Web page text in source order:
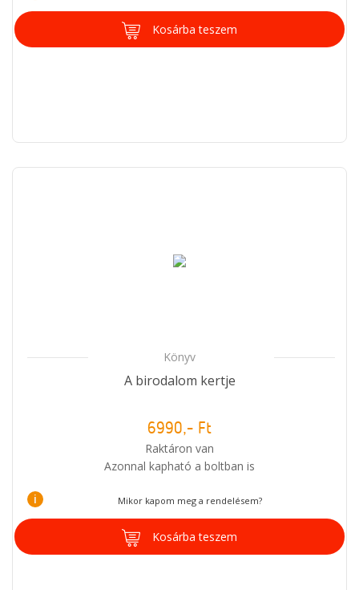
Kosárba teszem
Könyv
A birodalom kertje
6990,- Ft
Raktáron van
Azonnal kapható a boltban is
i Mikor kapom meg a rendelésem?
Kosárba teszem